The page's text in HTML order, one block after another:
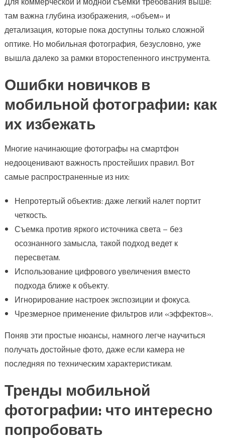
там важна глубина изображения, «объем» и
детализация, которые пока доступны только сложной
оптике. Но мобильная фотография, безусловно, уже
вышла далеко за рамки второстепенного инструмента.
Ошибки новичков в
мобильной фотографии: как
их избежать
Многие начинающие фотографы на смартфон
недооценивают важность простейших правил. Вот
самые распространенные из них:
Непротертый объектив: даже легкий налет портит
четкость.
Съемка против яркого источника света – без
осознанного замысла, такой подход ведет к
пересветам.
Использование цифрового увеличения вместо
подхода ближе к объекту.
Игнорирование настроек экспозиции и фокуса.
Чрезмерное применение фильтров или «эффектов».
Поняв эти простые нюансы, намного легче научиться
получать достойные фото, даже если камера не
последняя по техническим характеристикам.
Тренды мобильной
фотографии: что интересно
попробовать